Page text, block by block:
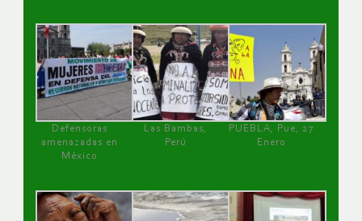
Defensoras
amenazadas en
México
Las Bambas,
Perú
PUEBLA, Pue, 27
Enero